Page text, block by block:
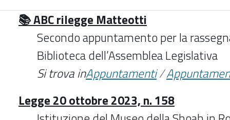
📚 ABC rilegge Matteotti
Secondo appuntamento per la
Biblioteca dell’Assemblea Legislativa
Si trova inAppuntamenti/
Legge 20 ottobre 2023, n. 158